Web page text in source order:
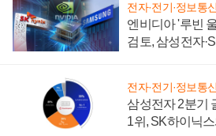
전자·전기·정보통신
엔비디아 '루빈
검토, 삼성전자
전자·전기·정보통신
삼성전자 2분기
1위, SK하이닉